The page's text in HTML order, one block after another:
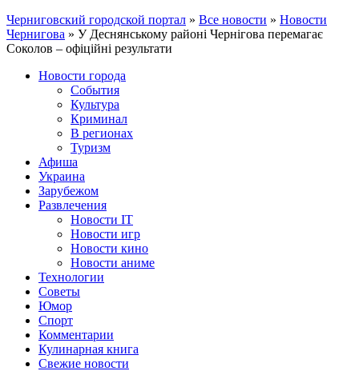
Черниговский городской портал » Все новости » Новости
Чернигова » У Деснянському районі Чернігова перемагає
Соколов – офіційні результати
Новости города
События
Культура
Криминал
В регионах
Туризм
Афиша
Украина
Зарубежом
Развлечения
Новости IT
Новости игр
Новости кино
Новости аниме
Технологии
Советы
Юмор
Спорт
Комментарии
Кулинарная книга
Свежие новости